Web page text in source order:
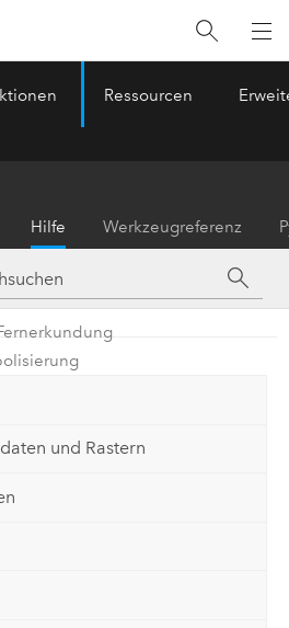
Ressourcen
Hilfe Werkzeugreferenz
und Rastern